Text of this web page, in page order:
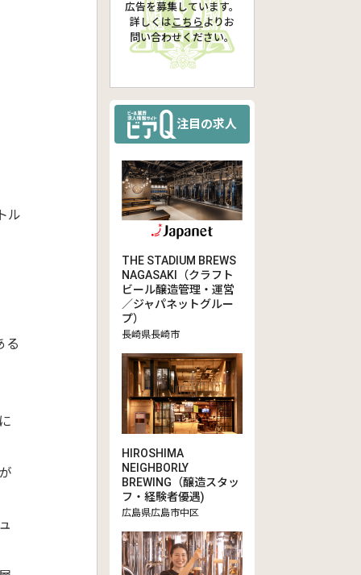
ル
る
広告を募集しています。
詳しくは こちらより お
問い合わせください。
注目の求人
THE STADIUM BREWS
NAGASAKI（クラフト
ビール醸造管理・運営
／ジャパネットグルー
プ）
長崎県長崎市
HIROSHIMA
NEIGHBORLY
BREWING（醸造スタッ
フ・経験者優遇)
広島県広島市中区